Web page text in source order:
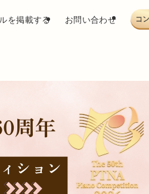
を掲載する お問い合わせ